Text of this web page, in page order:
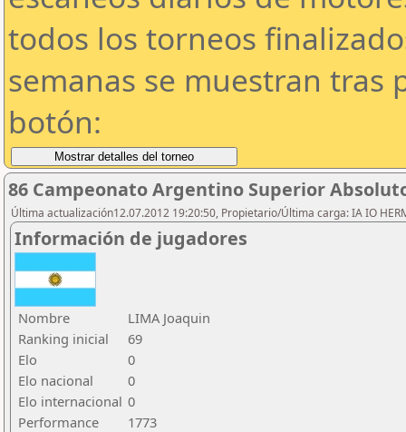
todos los torneos
semanas se muestran tras
botón:
86 Campeonato Argentino Superior
Última actualización12.07.2012 19:20:50, Propietario/Última carga: IA IO
Información de jugadores
Nombre
LIMA Joaquin
Ranking inicial
69
Elo
0
Elo nacional
0
Elo internacional 0
Performance
1773